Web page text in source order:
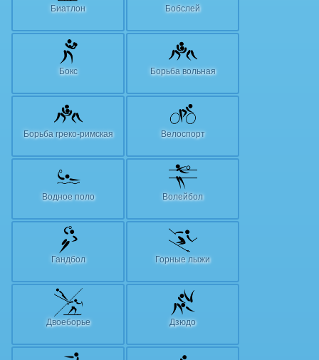
Биатлон Бобслей
Бокс Борьба вольная
Борьба греко-римская Велоспорт
Водное поло Волейбол
Гандбол Горные лыжи
Двоеборье Дзюдо